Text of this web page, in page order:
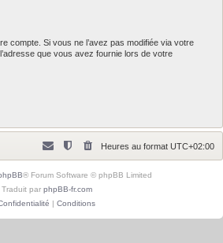
compte. Si vous ne l’avez pas modifiée via votre
l’adresse que vous avez fournie lors de votre
Heures au format UTC+02:00
® Forum Software © phpBB Limited
Traduit par phpBB-fr.com
| Conditions